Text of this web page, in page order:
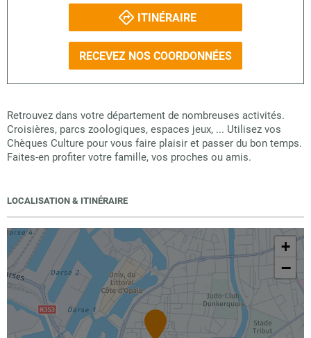
ITINÉRAIRE
RECEVEZ NOS COORDONNÉES
Retrouvez dans votre département de nombreuses activités.
Croisières, parcs zoologiques, espaces jeux, ... Utilisez vos
Chèques Culture pour vous faire plaisir et passer du bon temps.
Faites-en profiter votre famille, vos proches ou amis.
LOCALISATION & ITINÉRAIRE
+
−